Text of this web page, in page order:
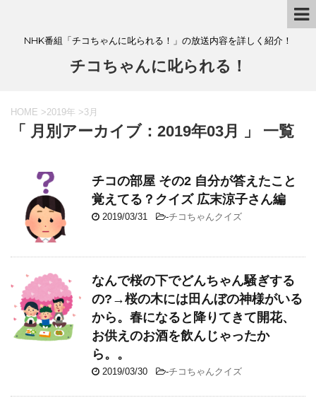
NHK番組「チコちゃんに叱られる！」の放送内容を詳しく紹介！
チコちゃんに叱られる！
HOME >2019年 >3月
「 月別アーカイブ：2019年03月 」 一覧
チコの部屋 その2 自分が答えたこと
覚えてる？クイズ 広末涼子さん編
2019/03/31 -チコちゃんクイズ
なんで桜の下でどんちゃん騒ぎする
の?→桜の木には田んぼの神様がいる
から。春になると降りてきて開花、
お供えのお酒を飲んじゃったか
ら。。
2019/03/30 -チコちゃんクイズ